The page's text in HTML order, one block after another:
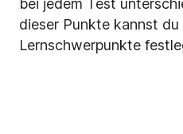
bei jedem Test
dieser Punkte kannst du
Lernschwerpunkte